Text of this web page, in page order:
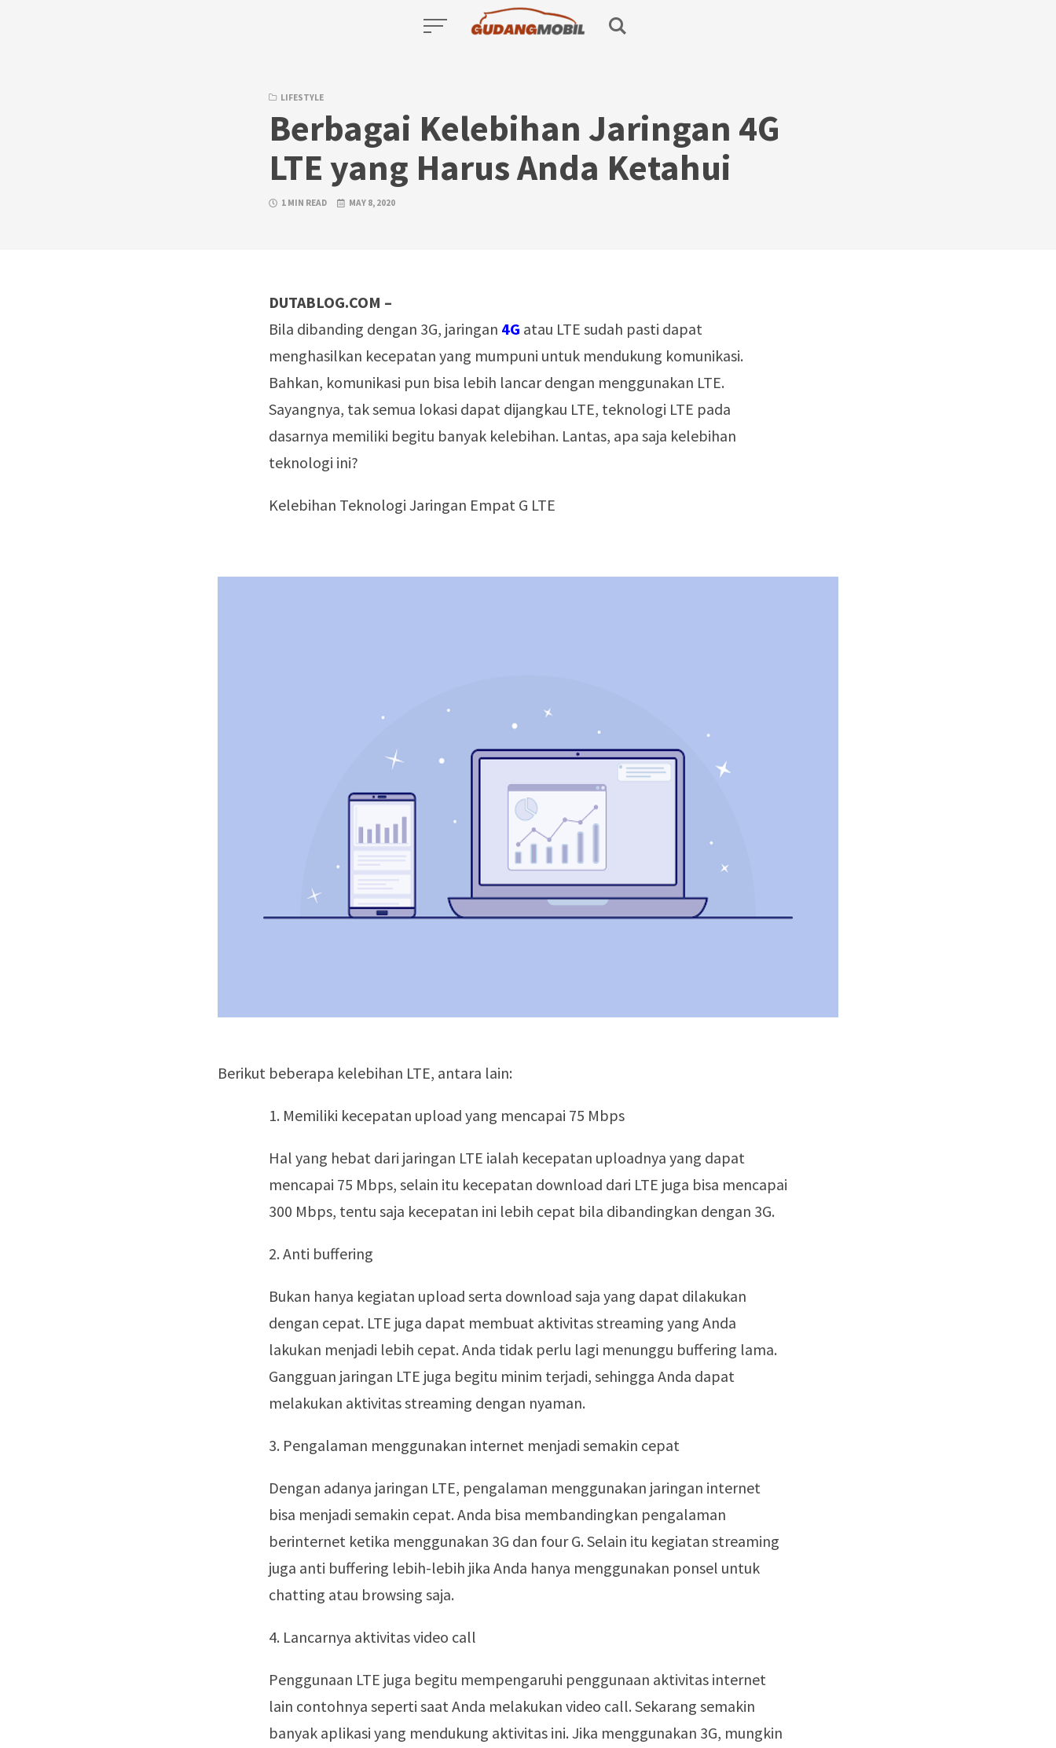
LIFESTYLE
Berbagai Kelebihan Jaringan 4G
LTE yang Harus Anda Ketahui
1 MIN READ MAY 8, 2020
DUTABLOG.COM –
Bila dibanding dengan 3G, jaringan 4G atau LTE sudah pasti dapat
menghasilkan kecepatan yang mumpuni untuk mendukung komunikasi.
Bahkan, komunikasi pun bisa lebih lancar dengan menggunakan LTE.
Sayangnya, tak semua lokasi dapat dijangkau LTE, teknologi LTE pada
dasarnya memiliki begitu banyak kelebihan. Lantas, apa saja kelebihan
teknologi ini?
Kelebihan Teknologi Jaringan Empat G LTE
Berikut beberapa kelebihan LTE, antara lain:
1. Memiliki kecepatan upload yang mencapai 75 Mbps
Hal yang hebat dari jaringan LTE ialah kecepatan uploadnya yang dapat
mencapai 75 Mbps, selain itu kecepatan download dari LTE juga bisa mencapai
300 Mbps, tentu saja kecepatan ini lebih cepat bila dibandingkan dengan 3G.
2. Anti buffering
Bukan hanya kegiatan upload serta download saja yang dapat dilakukan
dengan cepat. LTE juga dapat membuat aktivitas streaming yang Anda
lakukan menjadi lebih cepat. Anda tidak perlu lagi menunggu buffering lama.
Gangguan jaringan LTE juga begitu minim terjadi, sehingga Anda dapat
melakukan aktivitas streaming dengan nyaman.
3. Pengalaman menggunakan internet menjadi semakin cepat
Dengan adanya jaringan LTE, pengalaman menggunakan jaringan internet
bisa menjadi semakin cepat. Anda bisa membandingkan pengalaman
berinternet ketika menggunakan 3G dan four G. Selain itu kegiatan streaming
juga anti buffering lebih-lebih jika Anda hanya menggunakan ponsel untuk
chatting atau browsing saja.
4. Lancarnya aktivitas video call
Penggunaan LTE juga begitu mempengaruhi penggunaan aktivitas internet
lain contohnya seperti saat Anda melakukan video call. Sekarang semakin
banyak aplikasi yang mendukung aktivitas ini. Jika menggunakan 3G, mungkin